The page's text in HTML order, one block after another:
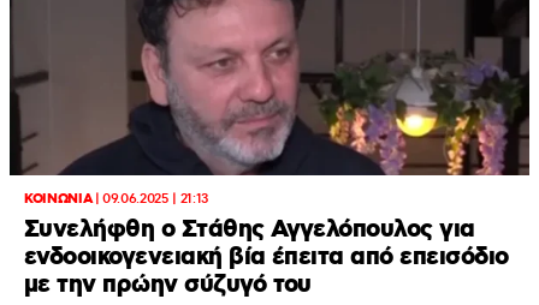
ΚΟΙΝΩΝΙΑ|09.06.2025 | 21:13
Συνελήφθη ο Στάθης Αγγελόπουλος για
ενδοοικογενειακή βία έπειτα από επεισόδιο
με την πρώην σύζυγό του